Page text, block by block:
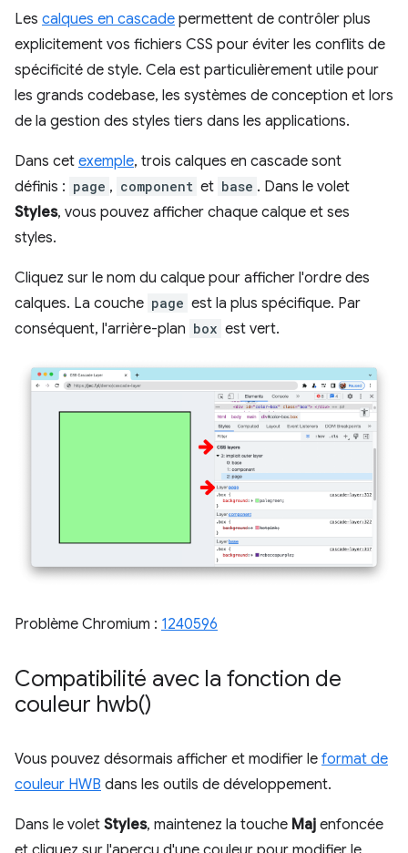
Les calques en cascade permettent de contrôler plus
explicitement vos fichiers CSS pour éviter les conflits de
spécificité de style. Cela est particulièrement utile pour
les grands codebase, les systèmes de conception et lors
de la gestion des styles tiers dans les applications.
Dans cet exemple, trois calques en cascade sont
définis : page , component et base . Dans le volet
Styles, vous pouvez afficher chaque calque et ses
styles.
Cliquez sur le nom du calque pour afficher l'ordre des
calques. La couche page est la plus spécifique. Par
conséquent, l'arrière-plan box est vert.
Problème Chromium : 1240596
Compatibilité avec la fonction de
couleur hwb()
Vous pouvez désormais afficher et modifier le format de
couleur HWB dans les outils de développement.
Dans le volet Styles, maintenez la touche Maj enfoncée